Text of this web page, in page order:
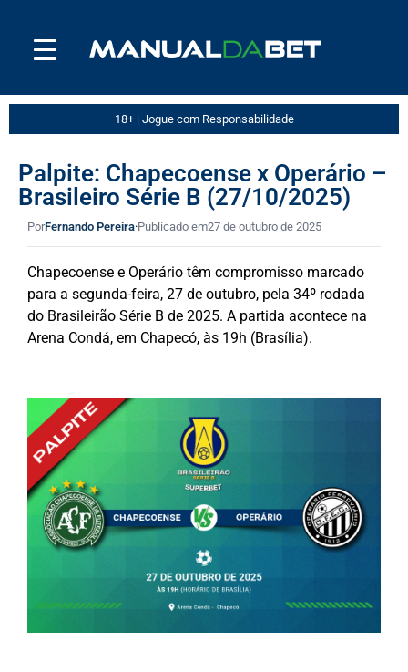
18+ | Jogue com Responsabilidade
Palpite: Chapecoense x Operário –
Brasileiro Série B (27/10/2025)
PorFernando Pereira·Publicado em27 de outubro de 2025
Chapecoense e Operário têm compromisso marcado
para a segunda-feira, 27 de outubro, pela 34º rodada
do Brasileirão Série B de 2025. A partida acontece na
Arena Condá, em Chapecó, às 19h (Brasília).